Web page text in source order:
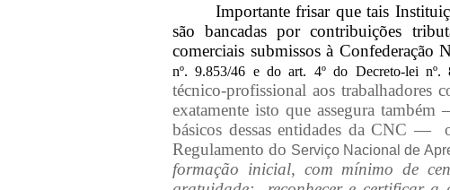
Importante frisar que tais
são bancadas por contribuições
comerciais submissos à Confederação
nº. 9.853/46 e do art. 4º do Decreto-lei nº.
técnico-profissional aos trabalhadores
exatamente isto que assegura
básicos dessas entidades da CNC —
Regulamento do Serviço Nacional de
formação inicial, com mínimo de